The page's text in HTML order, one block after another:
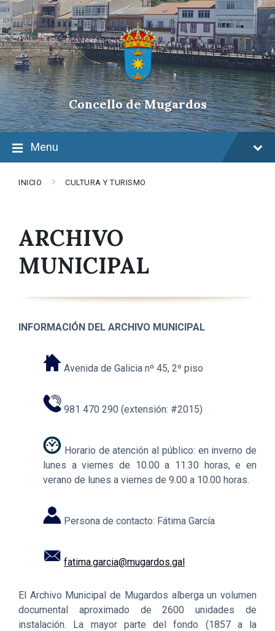
Skip
to
content
Skip
to
main
navigation
Skip
to
footer
Concello de Mugardos
Menu
INICIO CULTURA Y TURISMO
ARCHIVO
MUNICIPAL
INFORMACIÓN DEL ARCHIVO MUNICIPAL
Avenida de Galicia nº 45, 2º piso
981 470 290 (extensión: #2015)
Horario de atención al público: en inverno de
lunes a viernes de 10.00 a 11.30 horas, e en
verano de lunes a viernes de 9.00 a 10.00 horas.
Persona de contacto: Fátima García
fatima.garcia@mugardos.gal
El Archivo Municipal de Mugardos alberga un volumen
documental aproximado de 2600 unidades de
instalación. La mayor parte del fondo (1857 a la